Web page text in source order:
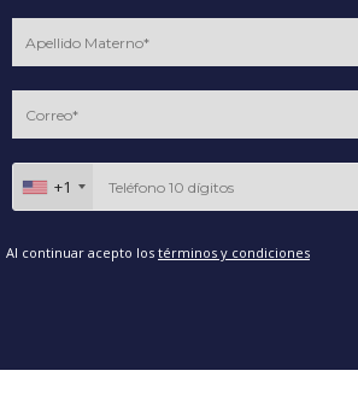
+1
Al continuar acepto los términos y condiciones